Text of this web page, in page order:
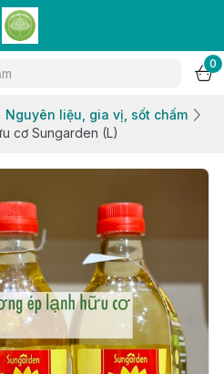
0
Nguyên liệu, gia vị, sốt chấm
cơ Sungarden (L)